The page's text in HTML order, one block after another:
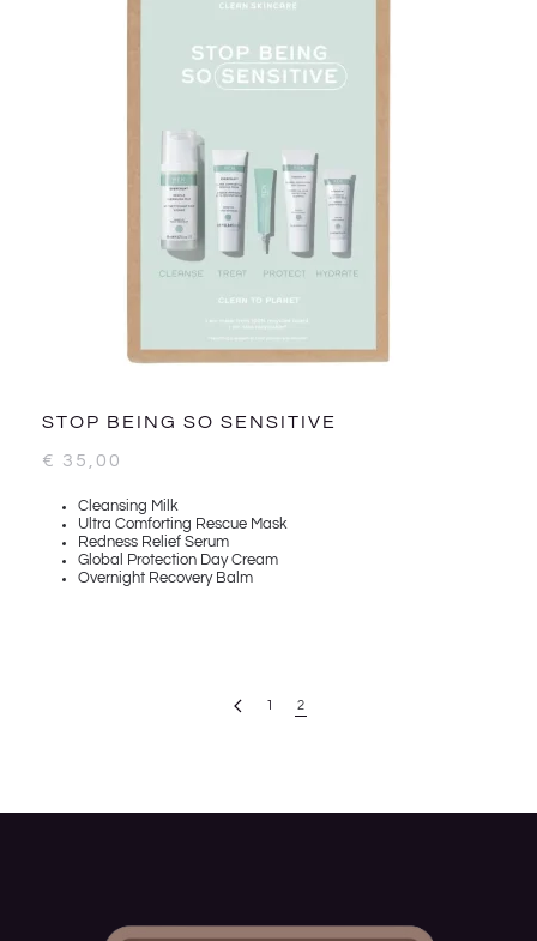
STOP BEING SO SENSITIVE
€ 35,00
Cleansing Milk
Ultra Comforting Rescue Mask
Redness Relief Serum
Global Protection Day Cream
Overnight Recovery Balm
1 2